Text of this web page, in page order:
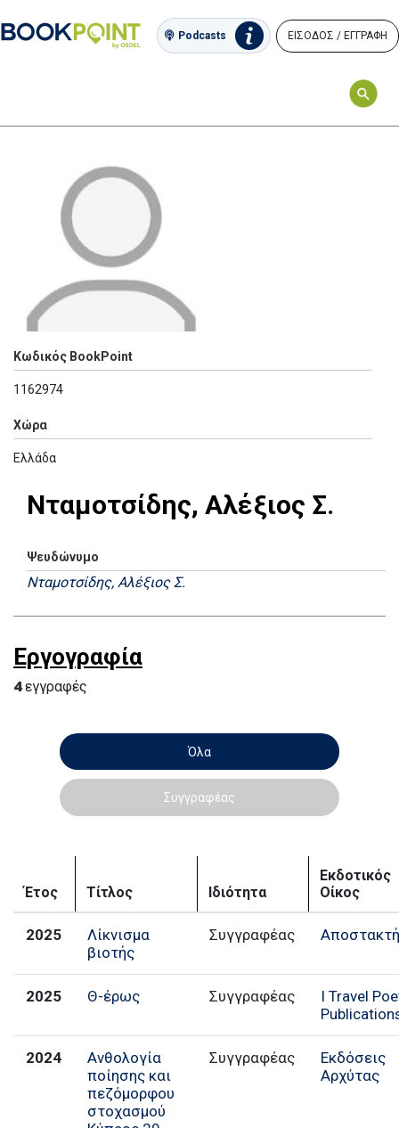
Podcasts ΕΙΣΟΔΟΣ / ΕΓΓΡΑΦΗ
Κωδικός BookPoint
1162974
Χώρα
Ελλάδα
Νταμοτσίδης, Αλέξιος Σ.
Ψευδώνυμο
Νταμοτσίδης, Αλέξιος Σ.
Εργογραφία
4εγγραφές
Όλα
Συγγραφέας
Έτος Τίτλος Ιδιότητα
Εκδοτικός
Οίκος
2025
Λίκνισμα
βιοτής
Συγγραφέας
2025 Θ-έρως
I Travel
2024
Ανθολογία
ποίησης και
πεζόμορφου
στοχασμού
Συγγραφέας
Εκδόσεις
Αρχύτας